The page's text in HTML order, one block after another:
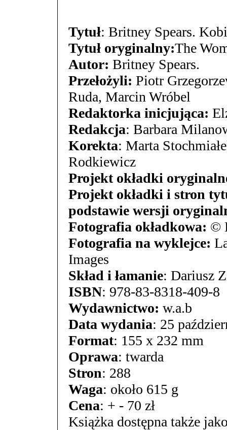
Tytuł: Britney Spears.
Tytuł oryginalny:The
Autor: Britney Spears.
Przełożyli: Piotr
Ruda, Marcin Wróbel
Redaktorka inicjująca:
Redakcja: Barbara
Korekta: Marta
Rodkiewicz
Projekt okładki
Projekt okładki i stron
podstawie wersji
Fotografia okładkowa: ©
Fotografia na wyklejce:
Images
Skład i łamanie: Dariusz
ISBN: 978-83-8318-409-8
Wydawnictwo: w.a.b
Data wydania: 25
Format: 155 x 232 mm
Oprawa: twarda
Stron: 288
Waga: około 615 g
Cena: + - 70 zł
Książka dostępna także